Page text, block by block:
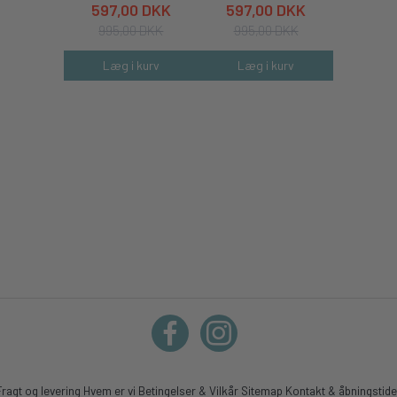
597,00 DKK
995,00 DKK
Læg i kurv
597,00 DKK
995,00 DKK
Læg i kurv
og levering Hvem er vi Betingelser & Vilkår Sitemap Kontakt &